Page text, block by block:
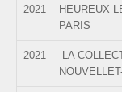
2021
HEUREUX
PARIS
2021
LA